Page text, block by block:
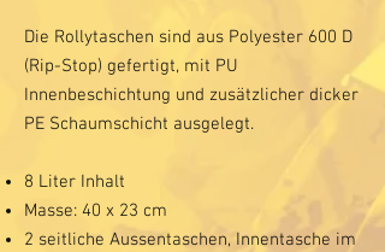
Die Rollytaschen sind aus Polyester 600 D
(Rip-Stop) gefertigt, mit PU
Innenbeschichtung und zusätzlicher dicker
PE Schaumschicht ausgelegt.
8 Liter Inhalt
Masse: 40 x 23 cm
2 seitliche Aussentaschen, Innentasche im